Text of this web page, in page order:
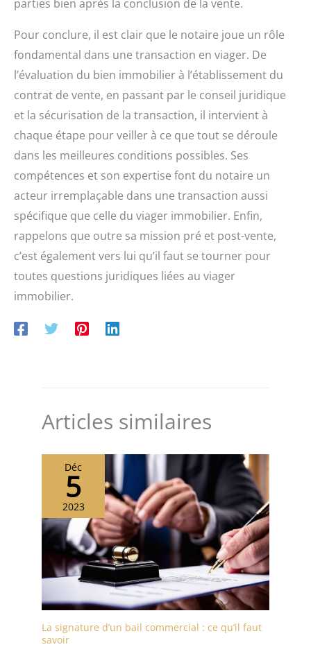
parties bien après la conclusion de la vente.
Pour conclure, il est clair que le notaire joue un rôle
fondamental dans une transaction en viager. De
l’évaluation du bien immobilier à l’établissement du
contrat de vente, en passant par le conseil juridique
et la sécurisation de la transaction, il intervient à
chaque étape pour veiller à ce que tout se déroule
dans les meilleures conditions possibles. Ses
compétences et son expertise font du notaire un
acteur irremplaçable dans une transaction aussi
spécifique que celle du viager immobilier. Enfin,
rappelons que outre sa mission pré et post-vente,
c’est également vers lui qu’il faut se tourner pour
toutes questions juridiques liées au viager
immobilier.
Articles similaires
Déc
5
2023
La signature d’un bail commercial : ce qu’il faut
savoir